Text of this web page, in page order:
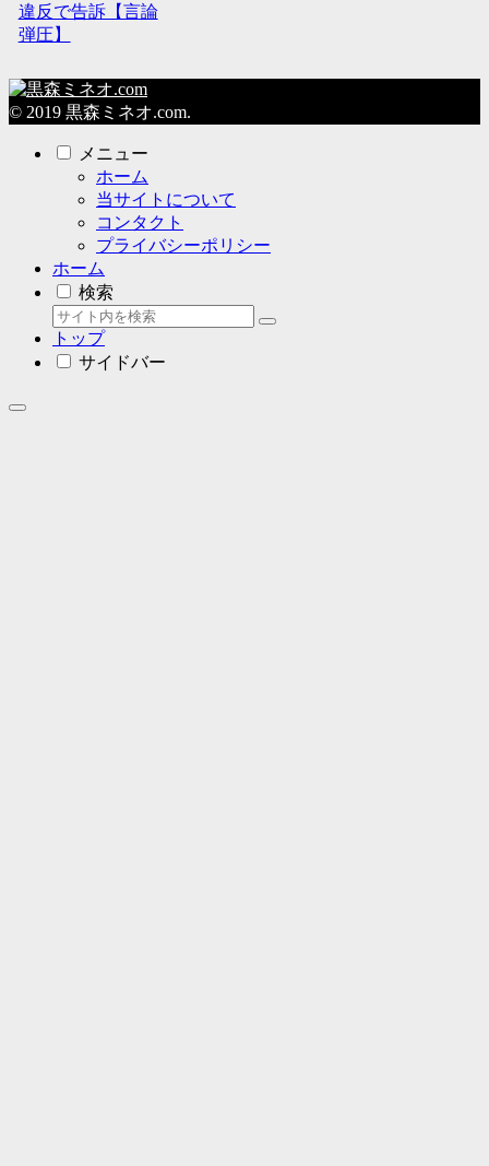
違反で告訴【言論
弾圧】
© 2019 黒森ミネオ.com.
メニュー
ホーム
当サイトについて
コンタクト
プライバシーポリシー
ホーム
検索
トップ
サイドバー